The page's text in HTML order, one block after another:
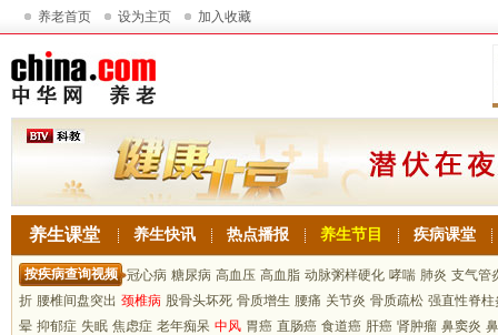
养老首页 设为主页 加入收藏
养生课堂 养生快讯 热点播报 养生节目 疾病课堂
按疾病查询视频 冠心病 糖尿病 高血压 高血脂 动脉粥样硬化 哮喘 肺炎 支气管
折 腰椎间盘突出 颈椎病 股骨头坏死 骨质增生 腰痛 关节炎 骨质疏松 强直性脊柱
晕 抑郁症 失眠 焦虑症 老年痴呆 中风 胃癌 直肠癌 食道癌 肝癌 肾肿瘤 鼻窦炎